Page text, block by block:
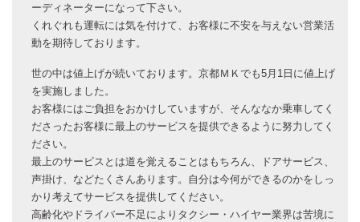
ーディネーターになって下さい。
くれぐれも運転には気を付けて、お客様に不安を与えない営業活
動を期待しております。
世の中は値上げが続いております。京都ＭＫでも5月1日に値上げ
を実施しました。
お客様にはご負担をおかけしていますが、そんななか乗車してく
ださったお客様に最上のサービスを提供できるように努力してく
ださい。
最上のサービスとは道を覚えることはもちろん、ドアサービス、
声掛け、などたくさんあります。自分は今何ができるのかをしっ
かり考えてサービスを提供してください。
高齢化やドライバー不足によりタクシー・ハイヤー業界は苦境に